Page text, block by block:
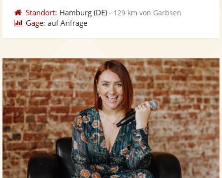
Standort: Hamburg (DE) - 129 km von Garbsen
Gage: auf Anfrage